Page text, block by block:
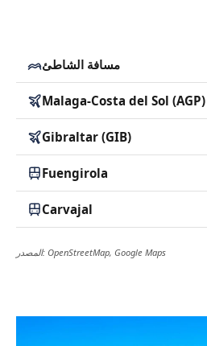
مسافة الشاطئ
Malaga-Costa del Sol (AGP)
Gibraltar (GIB)
Fuengirola
Carvajal
المصدر: OpenStreetMap, Google Maps